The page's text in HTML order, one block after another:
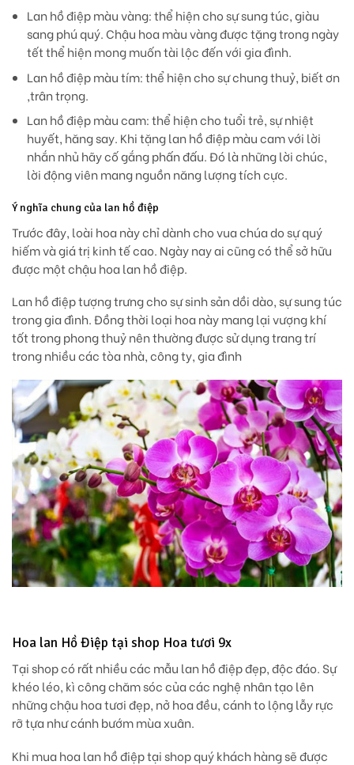
Lan hồ điệp màu vàng: thể hiện cho sự sung túc, giàu
sang phú quý. Chậu hoa màu vàng được tặng trong ngày
tết thể hiện mong muốn tài lộc đến với gia đình.
Lan hồ điệp màu tím: thể hiện cho sự chung thuỷ, biết ơn
,trân trọng.
Lan hồ điệp màu cam: thể hiện cho tuổi trẻ, sự nhiệt
huyết, hăng say. Khi tặng lan hồ điệp màu cam với lời
nhắn nhủ hãy cố gắng phấn đấu. Đó là những lời chúc,
lời động viên mang nguồn năng lượng tích cực.
Ý nghĩa chung của lan hồ điệp
Trước đây, loài hoa này chỉ dành cho vua chúa do sự quý
hiếm và giá trị kinh tế cao. Ngày nay ai cũng có thể sở hữu
được một chậu hoa lan hồ điệp.
Lan hồ điệp tượng trưng cho sự sinh sản dồi dào, sự sung túc
trong gia đình. Đồng thời loại hoa này mang lại vượng khí
tốt trong phong thuỷ nên thường được sử dụng trang trí
trong nhiều các tòa nhà, công ty, gia đình
Hoa lan Hồ Điệp tại shop Hoa tươi 9x
Tại shop có rất nhiều các mẫu lan hồ điệp đẹp, độc đáo. Sự
khéo léo, kì công chăm sóc của các nghệ nhân tạo lên
những chậu hoa tươi đẹp, nở hoa đều, cánh to lộng lẫy rực
rỡ tựa như cánh bướm mùa xuân.
Khi mua hoa lan hồ điệp tại shop quý khách hàng sẽ được